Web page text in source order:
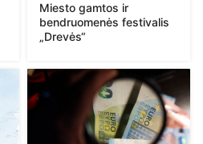
Miesto gamtos ir
bendruomenės festivalis
„Drevės“